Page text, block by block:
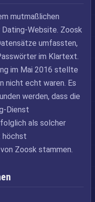
mutmaßlichen
Website. Zoosk
umfassten,
im Klartext.
im Mai 2016 stellte
nicht echt waren. Es
werden, dass die
Dienst
als solcher
höchst
Zoosk stammen.